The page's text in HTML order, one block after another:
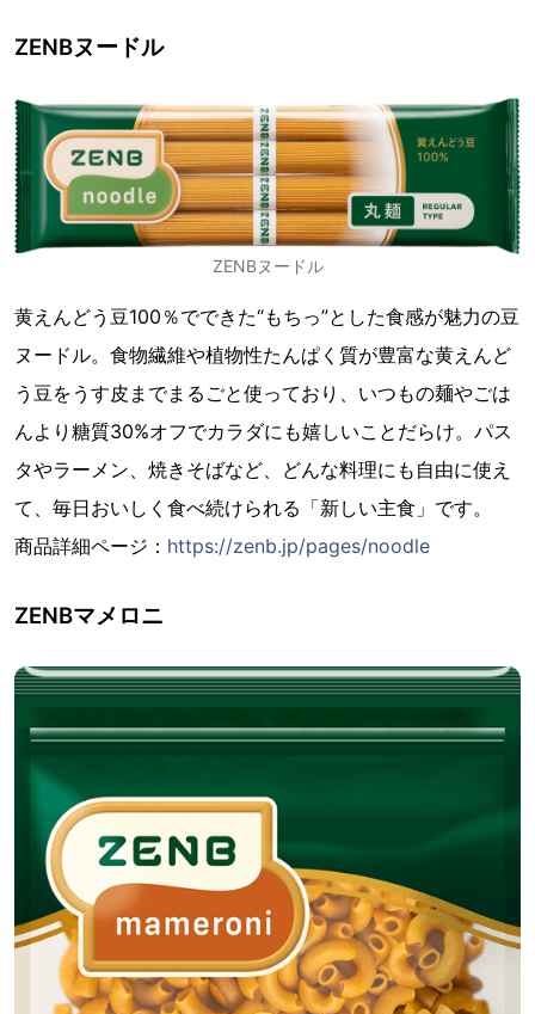
ZENBヌードル
ZENBヌードル
黄えんどう豆100％でできた“もちっ”とした食感が魅力の豆
ヌードル。食物繊維や植物性たんぱく質が豊富な黄えんど
う豆をうす皮までまるごと使っており、いつもの麺やごは
んより糖質30%オフでカラダにも嬉しいことだらけ。パス
タやラーメン、焼きそばなど、どんな料理にも自由に使え
て、毎日おいしく食べ続けられる「新しい主食」です。
商品詳細ページ： https://zenb.jp/pages/noodle
ZENBマメロニ